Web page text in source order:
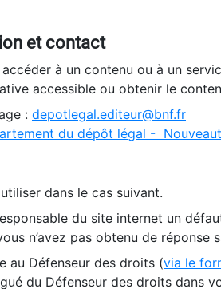
et contact
accéder à un contenu ou à un
accessible ou obtenir le
: depotlegal.editeur@bnf.fr
du dépôt légal -
dans le cas suivant.
du site internet un
n’avez pas obtenu de réponse
au Défenseur des droits (via le
du Défenseur des droits dans